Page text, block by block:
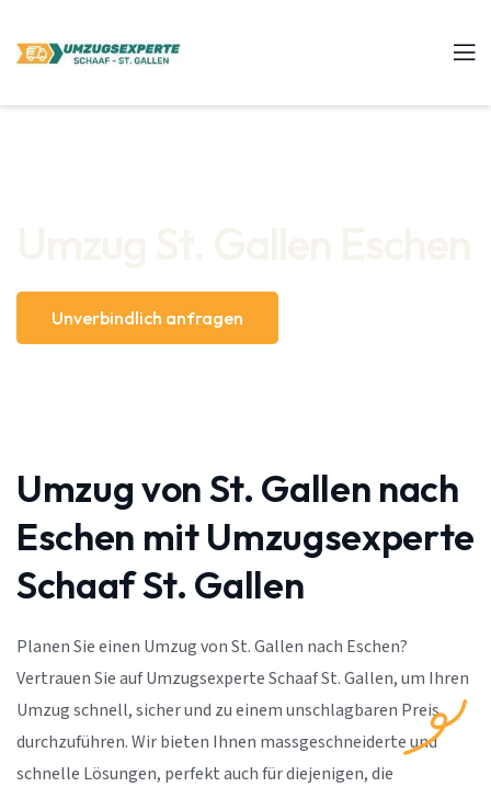
Unverbindlich anfragen
Umzug von St. Gallen nach
Eschen mit Umzugsexperte
Schaaf St. Gallen
Planen Sie einen Umzug von St. Gallen nach Eschen?
Vertrauen Sie auf Umzugsexperte Schaaf St. Gallen, um Ihren
Umzug schnell, sicher und zu einem unschlagbaren Preis
durchzuführen. Wir bieten Ihnen massgeschneiderte und
schnelle Lösungen, perfekt auch für diejenigen, die